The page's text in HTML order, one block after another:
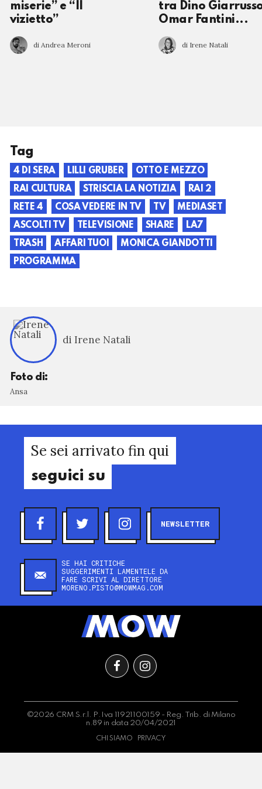
miserie” e “Il
vizietto”
di Andrea Meroni
tra Dino
Omar Fantini...
di Irene Natali
Tag
4 DI SERA LILLI GRUBER
OTTO E MEZZO
RAI CULTURA
STRISCIA LA NOTIZIA
RAI 2
RETE 4
COSA VEDERE IN TV TV
MEDIASET
ASCOLTI TV
TELEVISIONE SHARE
LA7
TRASH
AFFARI TUOI
MONICA GIANDOTTI
PROGRAMMA
di Irene Natali
Foto di:
Ansa
Se sei arrivato fin qui
seguici su
NEWSLETTER
SE HAI CRITICHE
SUGGERIMENTI LAMENTELE DA
FARE SCRIVI AL DIRETTORE
MORENO.PISTO@MOWMAG.COM
©2026 CRM S.r.l. P.Iva 11921100159 - Reg. Trib. di Milano
n.89 in data 20/04/2021
CHI SIAMO PRIVACY